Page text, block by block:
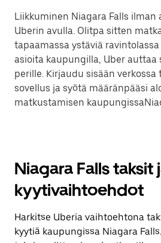
Liikkuminen Niagara Falls ilman
Uberin avulla. Olitpa sitten
tapaamassa ystäviä
asioita kaupungilla, Uber auttaa
perille. Kirjaudu sisään verkossa
sovellus ja syötä määränpääsi
matkustamisen
Niagara Falls taksit
kyytivaihtoehdot
Harkitse Uberia vaihtoehtona
kyytiä kaupungissa Niagara